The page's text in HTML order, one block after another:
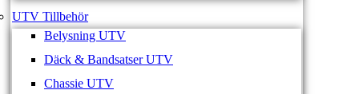
UTV Tillbehör
Belysning UTV
Däck & Bandsatser UTV
Chassie UTV